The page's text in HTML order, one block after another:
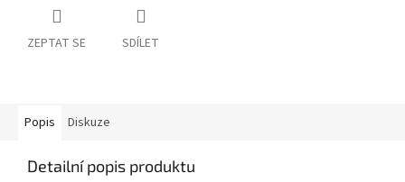
ZEPTAT SE SDÍLET
Popis Diskuze
Detailní popis produktu